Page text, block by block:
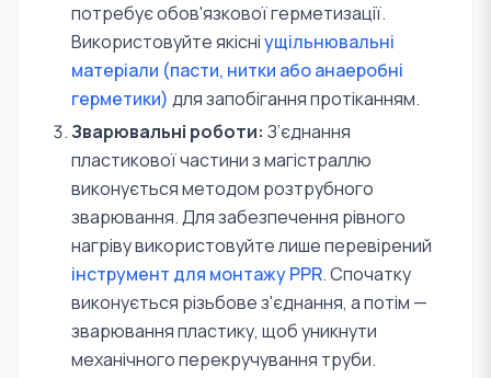
потребує обов'язкової герметизації.
Використовуйте якісніущільнювальні
матеріали (пасти, нитки або анаеробні
герметики) для запобігання протіканням.
Зварювальні роботи: З’єднання
пластикової частини з магістраллю
виконується методом розтрубного
зварювання. Для забезпечення рівного
нагріву використовуйте лише перевірений
інструмент для монтажу PPR. Спочатку
виконується різьбове з'єднання, а потім —
зварювання пластику, щоб уникнути
механічного перекручування труби.